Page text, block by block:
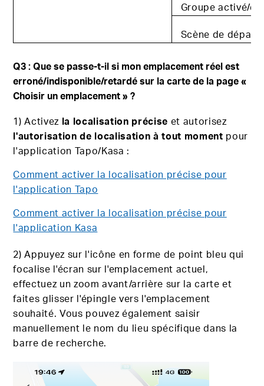
Groupe activé/
Scène de départ
Q3 : Que se passe-t-il si mon emplacement réel est
erroné/indisponible/retardé sur la carte de la page «
Choisir un emplacement » ?
1) Activez la localisation précise et autorisez
l'autorisation de localisation à tout moment pour
l'application Tapo/Kasa :
Comment activer la localisation précise pour
l'application Tapo
Comment activer la localisation précise pour
l'application Kasa
2) Appuyez sur l'icône en forme de point bleu qui
focalise l'écran sur l'emplacement actuel,
effectuez un zoom avant/arrière sur la carte et
faites glisser l'épingle vers l'emplacement
souhaité. Vous pouvez également saisir
manuellement le nom du lieu spécifique dans la
barre de recherche.